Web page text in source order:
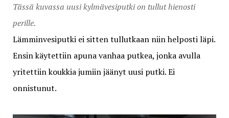
Tässä kuvassa uusi kylmävesiputki on tullut hienosti
perille.
Lämminvesiputki ei sitten tullutkaan niin helposti läpi.
Ensin käytettiin apuna vanhaa putkea, jonka avulla
yritettiin koukkia jumiin jäänyt uusi putki. Ei
onnistunut.